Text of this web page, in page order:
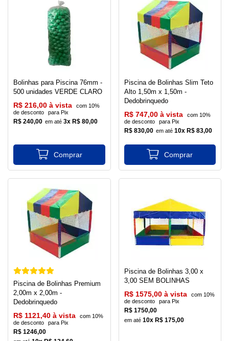
Bolinhas para Piscina 76mm -
500 unidades VERDE CLARO
R$ 240,00 3x R$ 80,00
R$ 216,00 à vista
com 10%
de desconto
para Pix
Piscina de Bolinhas Slim Teto
Alto 1,50m x 1,50m -
Dedobrinquedo
R$ 830,00 10x R$ 83,00
R$ 747,00 à vista
com 10%
de desconto
para Pix
Piscina de Bolinhas Premium
2,00m x 2,00m -
Dedobrinquedo
R$ 1246,00
R$ 1121,40 à vista
com 10%
de desconto
para Pix
Piscina de Bolinhas 3,00 x
3,00 SEM BOLINHAS
R$ 1750,00
10x R$ 175,00
R$ 1575,00 à vista
com 10%
de desconto
para Pix